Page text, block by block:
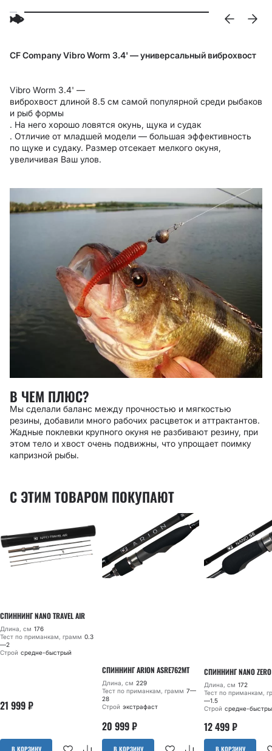
CF Company Vibro Worm 3.4' — универсальный виброхвост
Vibro Worm 3.4' —
виброхвост длиной 8.5 см самой популярной среди рыбаков
и рыб формы
. На него хорошо ловятся окунь, щука и судак
. Отличие от младшей модели — большая эффективность
по щуке и судаку. Размер отсекает мелкого окуня,
увеличивая Ваш улов.
В ЧЕМ ПЛЮС?
Мы сделали баланс между прочностью и мягкостью
резины, добавили много рабочих расцветок и аттрактантов.
Жадные поклевки крупного окуня не разбивают резину, при
этом тело и хвост очень подвижны, что упрощает поимку
капризной рыбы.
С ЭТИМ ТОВАРОМ ПОКУПАЮТ
СПИННИНГ NANO TRAVEL AIR
Длина, см 176
Тест по приманкам, грамм 0.3
—2
Строй средне-быстрый
21 999₽
В КОРЗИНУ
СПИННИНГ ARION ASRE762MT
Длина, см 229
Тест по приманкам, грамм 7—
28
Строй экстрафаст
20 999₽
В КОРЗИНУ
СПИННИНГ NANO ZERO
Длина, см 172
Тест по приманкам,
—1.5
Строй средне-
12 499₽
В КОРЗИНУ